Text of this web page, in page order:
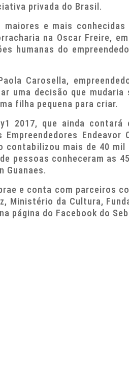
privada do Brasil.
e mais
na Oscar Freire,
humanas do
Carosella,
uma decisão que mudaria
filha pequena para criar.
2017, que ainda
contabilizou mais de 40
pessoas conheceram as
Guanaes.
e conta com parceiros
Ministério da Cultura,
página do Facebook do